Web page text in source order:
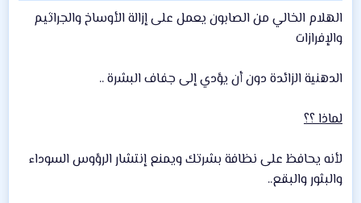
الهلام الخالي من الصابون يعمل على إزالة الأوساخ والجراثيم
والإفرازات
الدهنية الزائدة دون أن يؤدي إلى جفاف البشرة ..
لماذا ؟؟
لأنه يحافظ على نظافة بشرتك ويمنع إنتشار الرؤوس السوداء
والبثور والبقع..